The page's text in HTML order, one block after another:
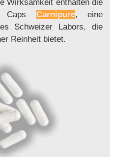
Wirksamkeit enthalten die
Caps Carnipure, eine
Schweizer Labors, die
Reinheit bietet.